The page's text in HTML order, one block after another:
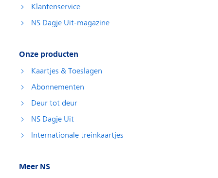
Klantenservice
NS Dagje Uit-magazine
Onze producten
Kaartjes & Toeslagen
Abonnementen
Deur tot deur
NS Dagje Uit
Internationale treinkaartjes
Meer NS